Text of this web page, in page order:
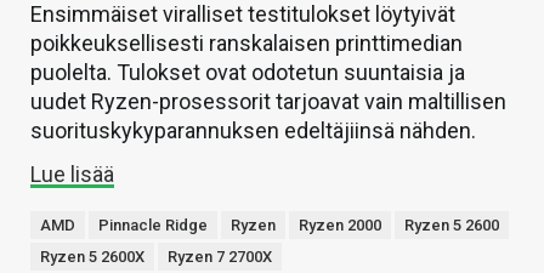
Ensimmäiset viralliset testitulokset löytyivät
poikkeuksellisesti ranskalaisen printtimedian
puolelta. Tulokset ovat odotetun suuntaisia ja
uudet Ryzen-prosessorit tarjoavat vain maltillisen
suorituskykyparannuksen edeltäjiinsä nähden.
Lue lisää
AMD Pinnacle Ridge Ryzen Ryzen 2000
Ryzen 5 2600
Ryzen 5 2600X
Ryzen 7 2700X